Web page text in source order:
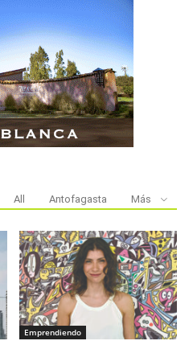
All Antofagasta Más
Emprendiendo